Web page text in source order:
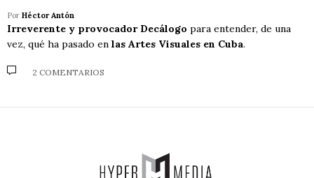
Por Héctor Antón
Irreverente y provocador Decálogo para entender, de una
vez, qué ha pasado en las Artes Visuales en Cuba.
2 COMENTARIOS